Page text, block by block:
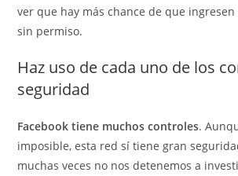
ver que hay más chance de que
sin permiso.
Haz uso de cada uno de los
seguridad
Facebook tiene muchos controles.
imposible, esta red sí tiene gran
muchas veces no nos detenemos a